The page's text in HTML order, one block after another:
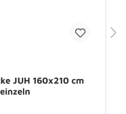
JUH 160x210 cm
einzeln